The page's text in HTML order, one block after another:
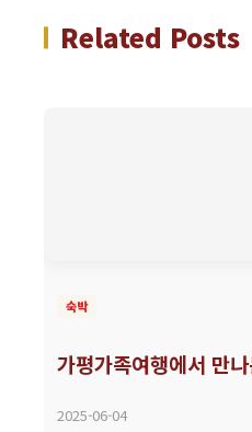
Related Posts
숙박
가평가족여행에서 만
2025-06-04